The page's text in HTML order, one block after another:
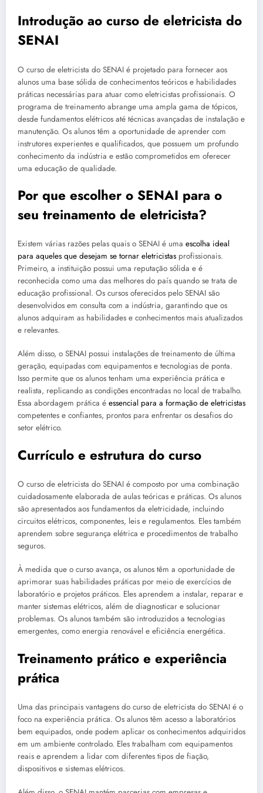
Introdução ao curso de eletricista do
SENAI
O curso de eletricista do SENAI é projetado para fornecer aos
alunos uma base sólida de conhecimentos teóricos e habilidades
práticas necessárias para atuar como eletricistas profissionais. O
programa de treinamento abrange uma ampla gama de tópicos,
desde fundamentos elétricos até técnicas avançadas de instalação e
manutenção. Os alunos têm a oportunidade de aprender com
instrutores experientes e qualificados, que possuem um profundo
conhecimento da indústria e estão comprometidos em oferecer
uma educação de qualidade.
Por que escolher o SENAI para o
seu treinamento de eletricista?
Existem várias razões pelas quais o SENAI é uma escolha ideal
para aqueles que desejam se tornar eletricistas profissionais.
Primeiro, a instituição possui uma reputação sólida e é
reconhecida como uma das melhores do país quando se trata de
educação profissional. Os cursos oferecidos pelo SENAI são
desenvolvidos em consulta com a indústria, garantindo que os
alunos adquiram as habilidades e conhecimentos mais atualizados
e relevantes.
Além disso, o SENAI possui instalações de treinamento de última
geração, equipadas com equipamentos e tecnologias de ponta.
Isso permite que os alunos tenham uma experiência prática e
realista, replicando as condições encontradas no local de trabalho.
Essa abordagem prática é essencial para a formação de eletricistas
competentes e confiantes, prontos para enfrentar os desafios do
setor elétrico.
Currículo e estrutura do curso
O curso de eletricista do SENAI é composto por uma combinação
cuidadosamente elaborada de aulas teóricas e práticas. Os alunos
são apresentados aos fundamentos da eletricidade, incluindo
circuitos elétricos, componentes, leis e regulamentos. Eles também
aprendem sobre segurança elétrica e procedimentos de trabalho
seguros.
À medida que o curso avança, os alunos têm a oportunidade de
aprimorar suas habilidades práticas por meio de exercícios de
laboratório e projetos práticos. Eles aprendem a instalar, reparar e
manter sistemas elétricos, além de diagnosticar e solucionar
problemas. Os alunos também são introduzidos a tecnologias
emergentes, como energia renovável e eficiência energética.
Treinamento prático e experiência
prática
Uma das principais vantagens do curso de eletricista do SENAI é o
foco na experiência prática. Os alunos têm acesso a laboratórios
bem equipados, onde podem aplicar os conhecimentos adquiridos
em um ambiente controlado. Eles trabalham com equipamentos
reais e aprendem a lidar com diferentes tipos de fiação,
dispositivos e sistemas elétricos.